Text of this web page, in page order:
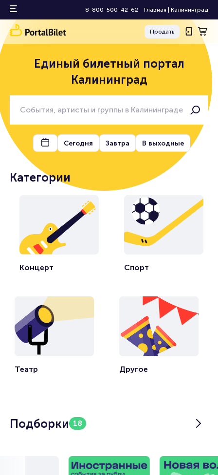
8-800-500-42-62 Главная Калининград
Продать
Единый билетный портал
Калининград
Сегодня Завтра В выходные
Категории
Концерт Спорт
Театр Другое
Подборки 18